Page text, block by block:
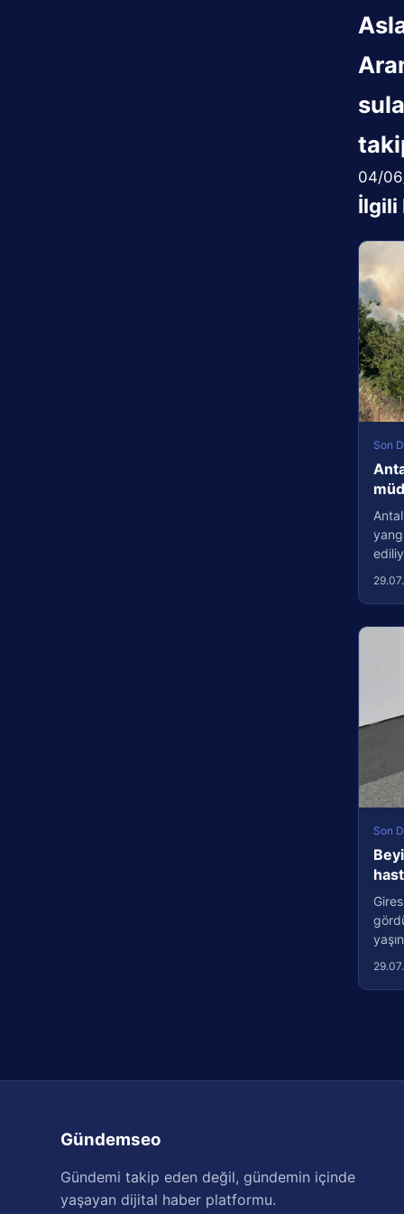
04/
İlgili
Son
Son
Gündemseo
Gündemi takip eden değil, gündemin içinde
yaşayan dijital haber platformu.